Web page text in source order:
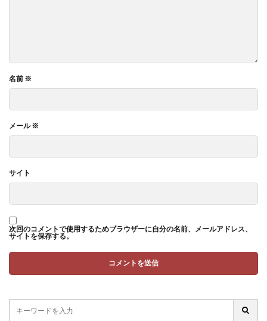
名前 ※
メール※
サイト
次回のコメントで使用するためブラウザーに自分の名前、メールアドレス、
サイトを保存する。